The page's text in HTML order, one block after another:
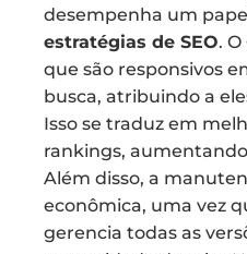
desempenha um
estratégias de SEO.
que são responsivos
busca, atribuindo a
Isso se traduz em
rankings,
Além disso, a
econômica, uma vez
gerencia todas as